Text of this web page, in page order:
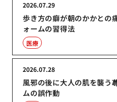
歩き方の癖が朝のかかとの
ォームの習得法
2026.07.29
医療
風邪の後に大人の肌を襲う
ムの誤作動
2026.07.28